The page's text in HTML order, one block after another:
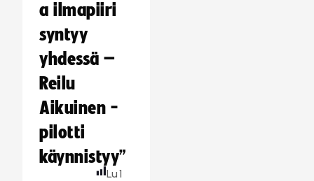
a ilmapiiri
syntyy
yhdessä –
Reilu
Aikuinen -
pilotti
käynnistyy”
Lu1